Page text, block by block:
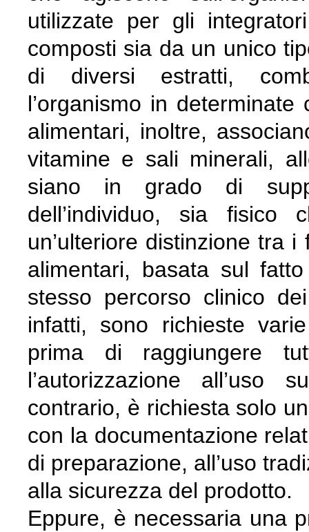
utilizzate per gli
composti sia da un unico
di diversi estratti,
l’organismo in
alimentari, inoltre,
vitamine e sali minerali,
siano in grado di
dell’individuo, sia
un’ulteriore distinzione tra
alimentari, basata sul
stesso percorso clinico
infatti, sono richieste
prima di raggiungere
l’autorizzazione all’uso
contrario, è richiesta solo
con la documentazione
di preparazione, all’uso
alla sicurezza del prodotto.
Eppure, è necessaria una